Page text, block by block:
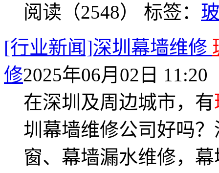
阅读（2548） 标签：
[行业新闻]深圳幕墙维修
修2025年06月02日 11:20
在深圳及周边城市，有
圳幕墙维修公司好吗
窗、幕墙漏水维修，